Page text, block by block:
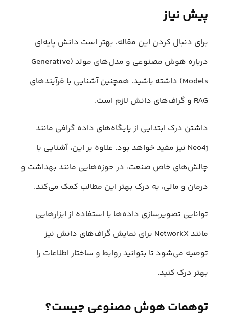
پیش نیاز
برای دنبال کردن این مقاله، بهتر است دانش پایه‌ای
درباره هوش مصنوعی و مدل‌های مولد (Generative
Models) داشته باشید. همچنین آشنایی با فرآیند‌های
RAG و گراف‌های دانش لازم است.
داشتن درک ابتدایی از پایگاه‌های داده گرافی مانند
Neo4j نیز مفید خواهد بود. علاوه بر این، آشنایی با
چالش‌های خاص صنعت، در حوزه‌هایی مانند بهداشت و
درمان و مالی، به درک بهتر این مطالب کمک می‌کند.
توانایی تصویرسازی داده‌ها با استفاده از ابزارهایی
مانند NetworkX برای نمایش گراف‌های دانش نیز
توصیه می‌شود تا بتوانید روابط و ساختار اطلاعات را
بهتر درک کنید.
توهمات هوش مصنوعی چیست؟